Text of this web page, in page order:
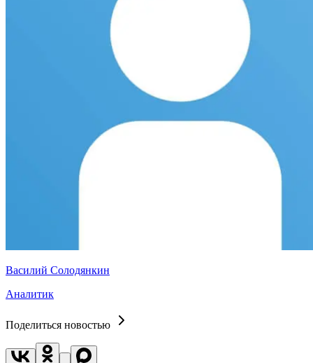
Василий Солодянкин
Аналитик
Поделиться новостью